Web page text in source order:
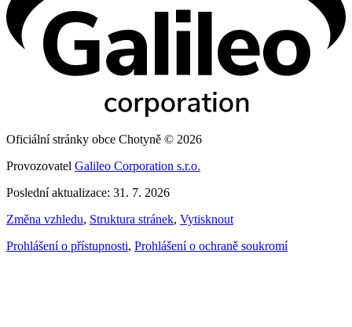
Oficiální stránky obce Chotyně © 2026
Provozovatel Galileo Corporation s.r.o.
Poslední aktualizace: 31. 7. 2026
Změna vzhledu, Struktura stránek, Vytisknout
Prohlášení o přístupnosti, Prohlášení o ochraně soukromí